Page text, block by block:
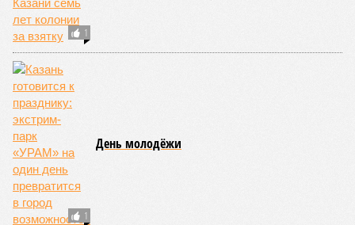
На фоне продления Россией и Китаем безвизового режима до
конца 2027 года и переориентации туристических потоков из-за
конфликта на Ближнем Востоке Республика Татарстан активно
наращивает усилия по привлечению гостей из Поднебесной,
адаптируя под них инфраструктуру и сервис.
Как следует из
коллективных средствах размещения региона
зарегистрировались 20 тысяч туристов из Китая, а
бронирования на три летних месяца 2026 года взлетели на
65 процентов год к году.
По данным экспертов, в основном гости из КНР
ориентированы на культурно-познавательный туризм, и их